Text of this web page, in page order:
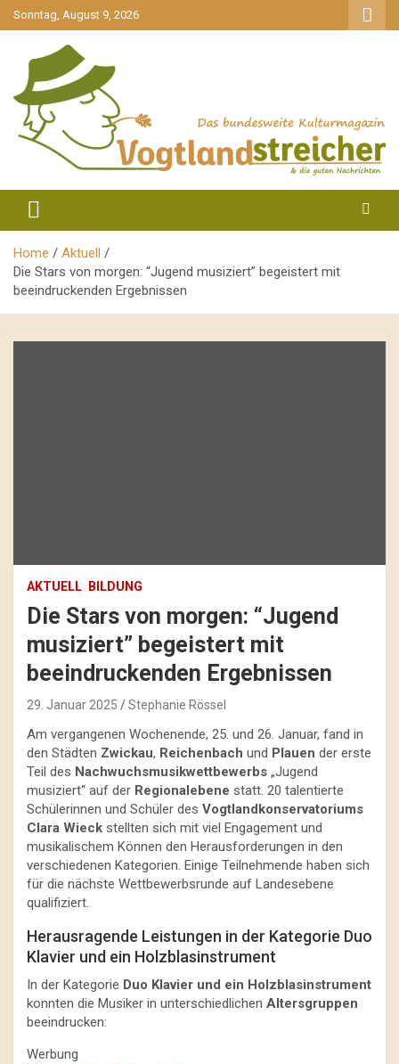
gehe
zum
Sonntag, August 9, 2026
Vogtlandstreicher
Home
Aktuell
Die Stars von morgen: “Jugend musiziert” begeistert mit
beeindruckenden Ergebnissen
AKTUELL BILDUNG
Die Stars von morgen: “Jugend
musiziert” begeistert mit
beeindruckenden Ergebnissen
29. Januar 2025 Stephanie Rössel
Am vergangenen Wochenende, 25. und 26. Januar, fand in
den Städten Zwickau, Reichenbach und Plauen der erste
Teil des Nachwuchsmusikwettbewerbs „Jugend
musiziert“ auf der Regionalebene statt. 20 talentierte
Schülerinnen und Schüler des Vogtlandkonservatoriums
Clara Wieck stellten sich mit viel Engagement und
musikalischem Können den Herausforderungen in den
verschiedenen Kategorien. Einige Teilnehmende haben sich
für die nächste Wettbewerbsrunde auf Landesebene
qualifiziert.
Herausragende Leistungen in der Kategorie Duo
Klavier und ein Holzblasinstrument
In der Kategorie Duo Klavier und ein Holzblasinstrument
konnten die Musiker in unterschiedlichen Altersgruppen
beeindrucken:
Werbung